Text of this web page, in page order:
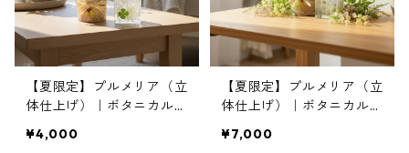
【夏限定】プルメリア（立
体仕上げ）｜ボタニカルキ
ャンドル
¥4,000
【夏限定】プルメリア（立
体仕上げ）｜ボタニカルキ
キャンドル＆ミニブーケ
¥7,000